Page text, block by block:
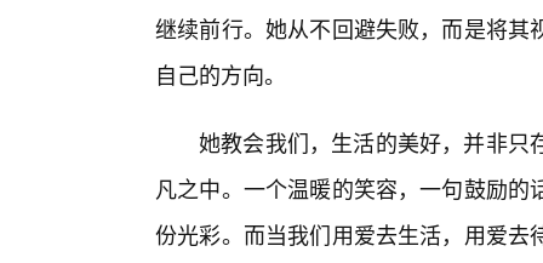
继续前行。她从不回避失败，而是将
自己的方向。
她教会我们，生活的美好，并非只
凡之中。一个温暖的笑容，一句鼓励
份光彩。而当我们用爱去生活，用爱